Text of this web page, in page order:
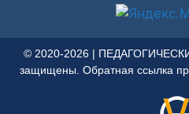
© 2020-2026 |
защищены. Обратная ссылка